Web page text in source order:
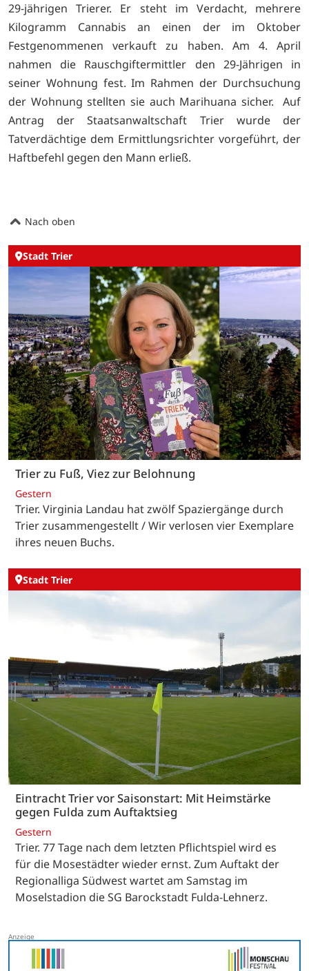
29-jährigen Trierer. Er steht im Verdacht, mehrere
Kilogramm Cannabis an einen der im Oktober
Festgenommenen verkauft zu haben. Am 4. April
nahmen die Rauschgiftermittler den 29-Jährigen in
seiner Wohnung fest. Im Rahmen der Durchsuchung
der Wohnung stellten sie auch Marihuana sicher. Auf
Antrag der Staatsanwaltschaft Trier wurde der
Tatverdächtige dem Ermittlungsrichter vorgeführt, der
Haftbefehl gegen den Mann erließ.
Nach oben
Stadt Trier
Trier zu Fuß, Viez zur Belohnung
Gestern
Trier. Virginia Landau hat zwölf Spaziergänge durch
Trier zusammengestellt / Wir verlosen vier Exemplare
ihres neuen Buchs.
Stadt Trier
Eintracht Trier vor Saisonstart: Mit Heimstärke
gegen Fulda zum Auftaktsieg
Gestern
Trier. 77 Tage nach dem letzten Pflichtspiel wird es
für die Mosestädter wieder ernst. Zum Auftakt der
Regionalliga Südwest wartet am Samstag im
Moselstadion die SG Barockstadt Fulda-Lehnerz.